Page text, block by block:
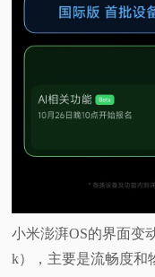
验
题
小米澎湃OS的界面变
k），主要是流畅度和